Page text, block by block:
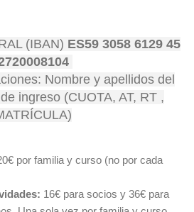
(IBAN) ES59 3058 6129 45
Nombre y apellidos del
ingreso (CUOTA, AT, RT ,
por familia y curso (no por cada
16€ para socios y 36€ para